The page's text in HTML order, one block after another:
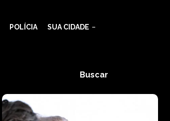
POLÍCIA SUA CIDADE
Buscar